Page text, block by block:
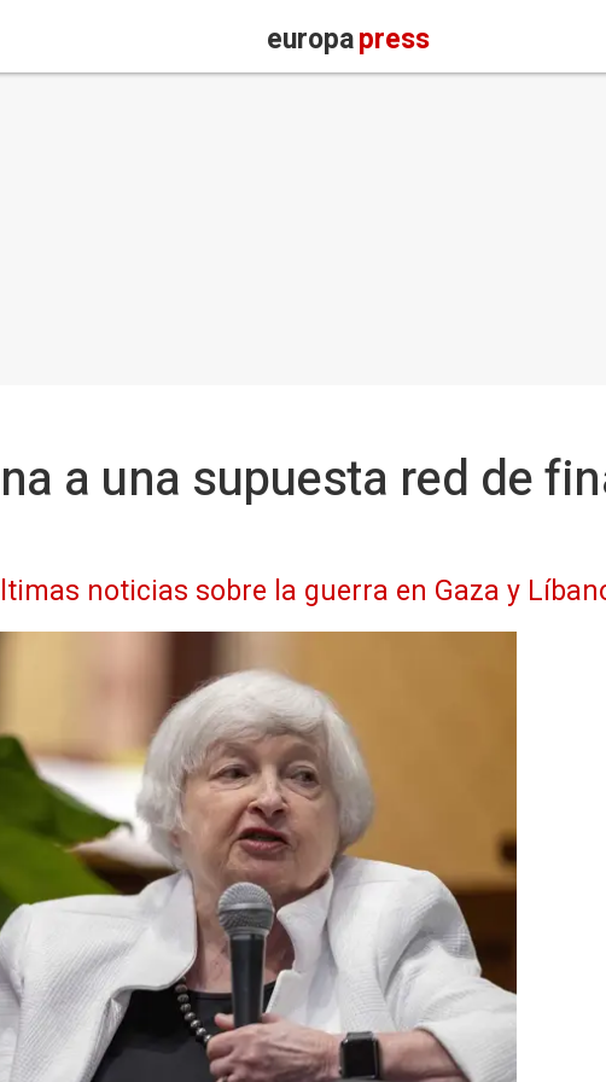
europapress
a una supuesta red de
noticias sobre la guerra en Gaza y